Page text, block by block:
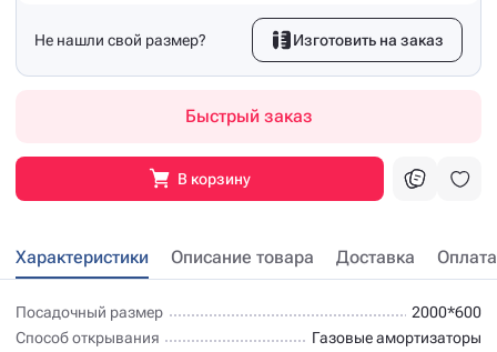
Не нашли свой размер? Изготовить на заказ
Быстрый заказ
В корзину
Характеристики Описание товара Доставка Оплата
Посадочный размер
2000*600
Способ открывания
Газовые амортизаторы